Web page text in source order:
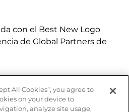
con el Best New Logo
de Global Partners de
All Cookies”, you agree to
on your device to
analyze site usage,